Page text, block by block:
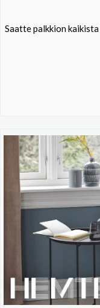
Saatte palkkion